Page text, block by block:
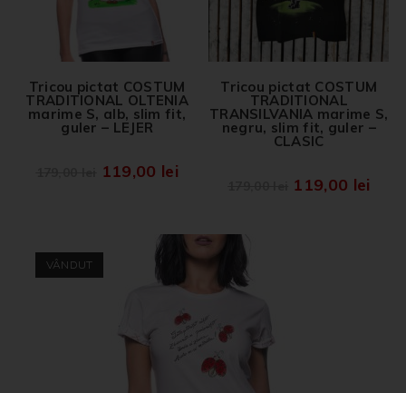
Tricou pictat COSTUM
TRADITIONAL OLTENIA
marime S, alb, slim fit,
guler – LEJER
119,00 lei
Tricou pictat COSTUM
TRADITIONAL
TRANSILVANIA marime S,
negru, slim fit, guler –
CLASIC
119,00 lei
VÂNDUT